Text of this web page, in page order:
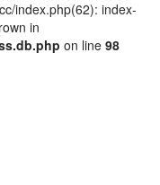
index.php(62): index-
in
on line 98